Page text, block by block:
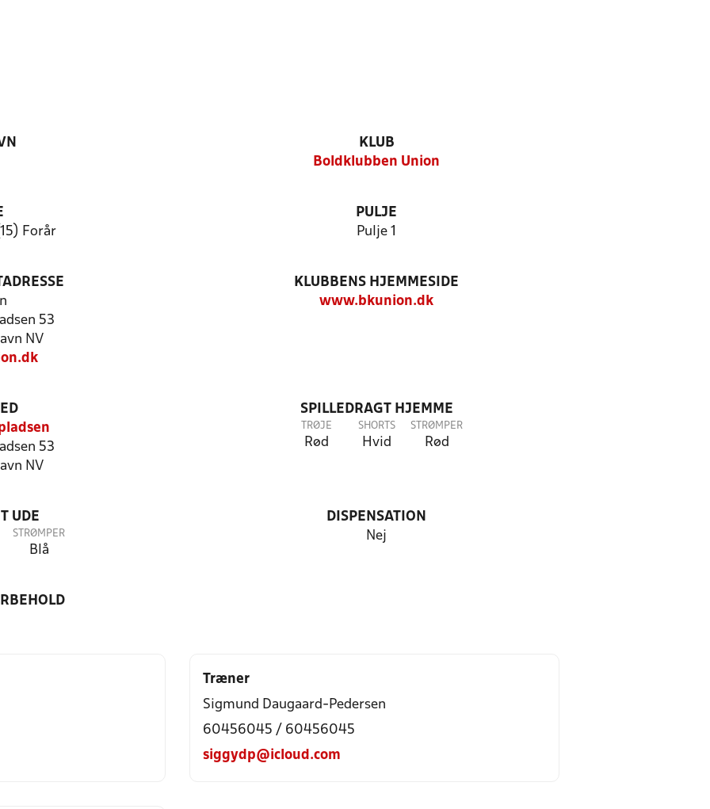
KLUB
Boldklubben Union
Forår
PULJE
Pulje 1
53
NV
KLUBBENS HJEMMESIDE
www.bkunion.dk
53
NV
SPILLEDRAGT HJEMME
TRØJE
Rød
SHORTS
Hvid
STRØMPER
Rød
UDE
STRØMPER
Blå
DISPENSATION
Nej
Træner
Sigmund Daugaard-Pedersen
60456045 / 60456045
siggydp@icloud.com